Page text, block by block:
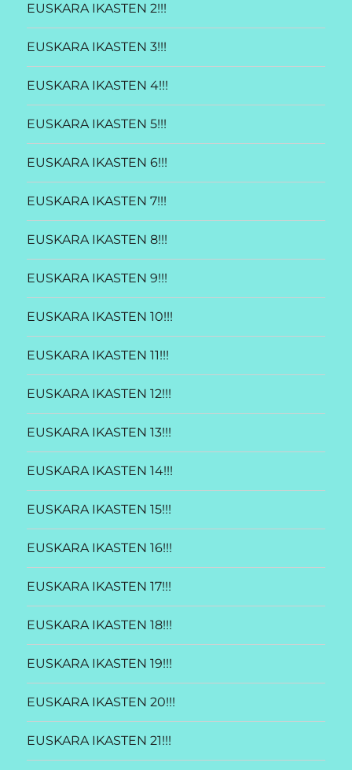
EUSKARA IKASTEN 2!!!
EUSKARA IKASTEN 3!!!
EUSKARA IKASTEN 4!!!
EUSKARA IKASTEN 5!!!
EUSKARA IKASTEN 6!!!
EUSKARA IKASTEN 7!!!
EUSKARA IKASTEN 8!!!
EUSKARA IKASTEN 9!!!
EUSKARA IKASTEN 10!!!
EUSKARA IKASTEN 11!!!
EUSKARA IKASTEN 12!!!
EUSKARA IKASTEN 13!!!
EUSKARA IKASTEN 14!!!
EUSKARA IKASTEN 15!!!
EUSKARA IKASTEN 16!!!
EUSKARA IKASTEN 17!!!
EUSKARA IKASTEN 18!!!
EUSKARA IKASTEN 19!!!
EUSKARA IKASTEN 20!!!
EUSKARA IKASTEN 21!!!